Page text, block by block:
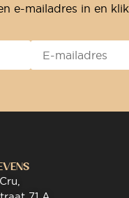
e-mailadres in en